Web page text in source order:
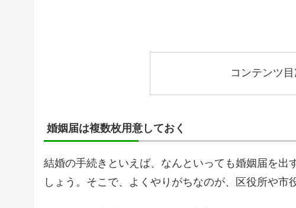
コンテンツ目
婚姻届は複数枚用意しておく
結婚の手続きといえば、なんといっても婚姻届を
しょう。そこで、よくやりがちなのが、区役所や市